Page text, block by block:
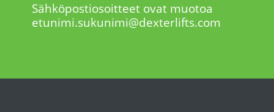
Sähköpostiosoitteet ovat muotoa
etunimi.sukunimi@dexterlifts.com